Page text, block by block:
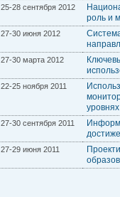
25-28 сентября 2012
роль и
27-30 июня 2012
27-30 марта 2012
22-25 ноября 2011
27-30 сентября 2011
27-29 июня 2011